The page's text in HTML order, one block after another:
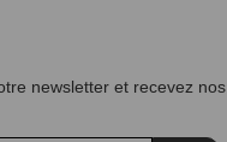
newsletter et recevez nos